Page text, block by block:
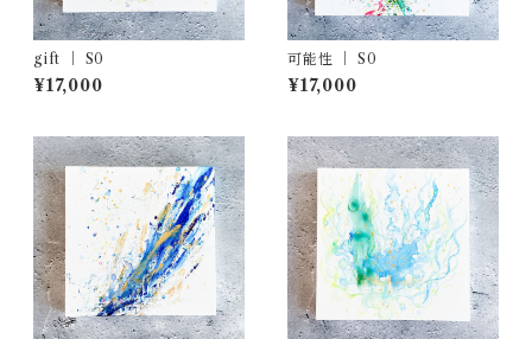
gift ｜ S0
¥17,000
可能性 ｜ S0
¥17,000